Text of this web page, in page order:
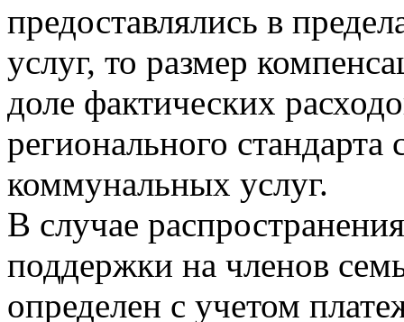
предоставлялись в
услуг, то размер
доле фактических
регионального
коммунальных услуг.
В случае
поддержки на членов
определен с учетом